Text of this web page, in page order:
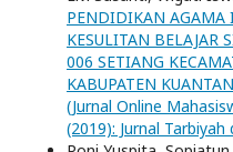
PENDIDIKAN AGAMA
KESULITAN BELAJAR
006 SETIANG
KABUPATEN
(Jurnal Online
(2019): Jurnal